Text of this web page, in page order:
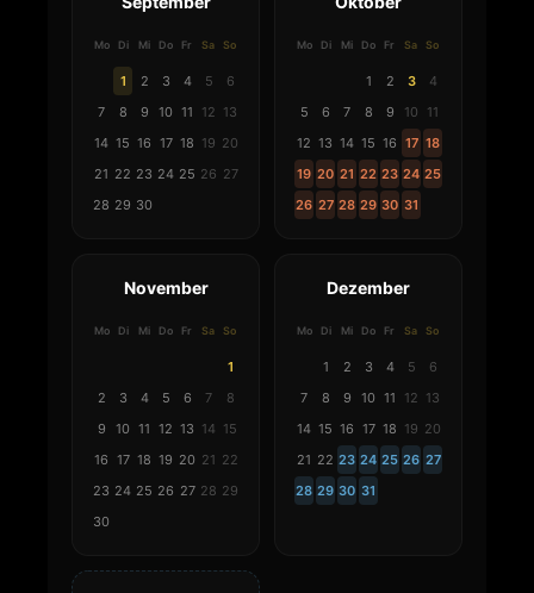
Mo Di Mi Do Fr Sa So
1 2 3 4 5
6
7
8 9 10 11 12 13
14 15 16 17 18 19 20
21 22 23 24 25 26 27
28 29 30
Mo Di Mi Do Fr Sa So
1 2 3
4
5
6 7 8 9 10
11
12 13 14 15 16 17 18
19 20 21 22 23 24 25
26 27 28 29 30 31
November
Mo Di Mi Do Fr Sa So
1
2
3 4 5 6 7
8
9
10 11 12 13 14 15
16 17 18 19 20 21 22
23 24 25 26 27 28 29
30
Dezember
Mo Di Mi Do Fr Sa So
1 2 3 4 5
6
7
8 9 10 11 12 13
14 15 16 17 18 19 20
21 22 23 24 25 26 27
28 29 30 31